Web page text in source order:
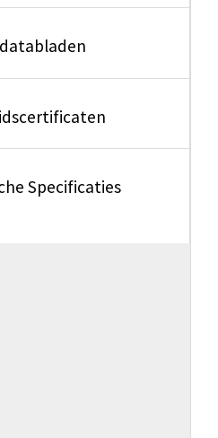
Specificaties